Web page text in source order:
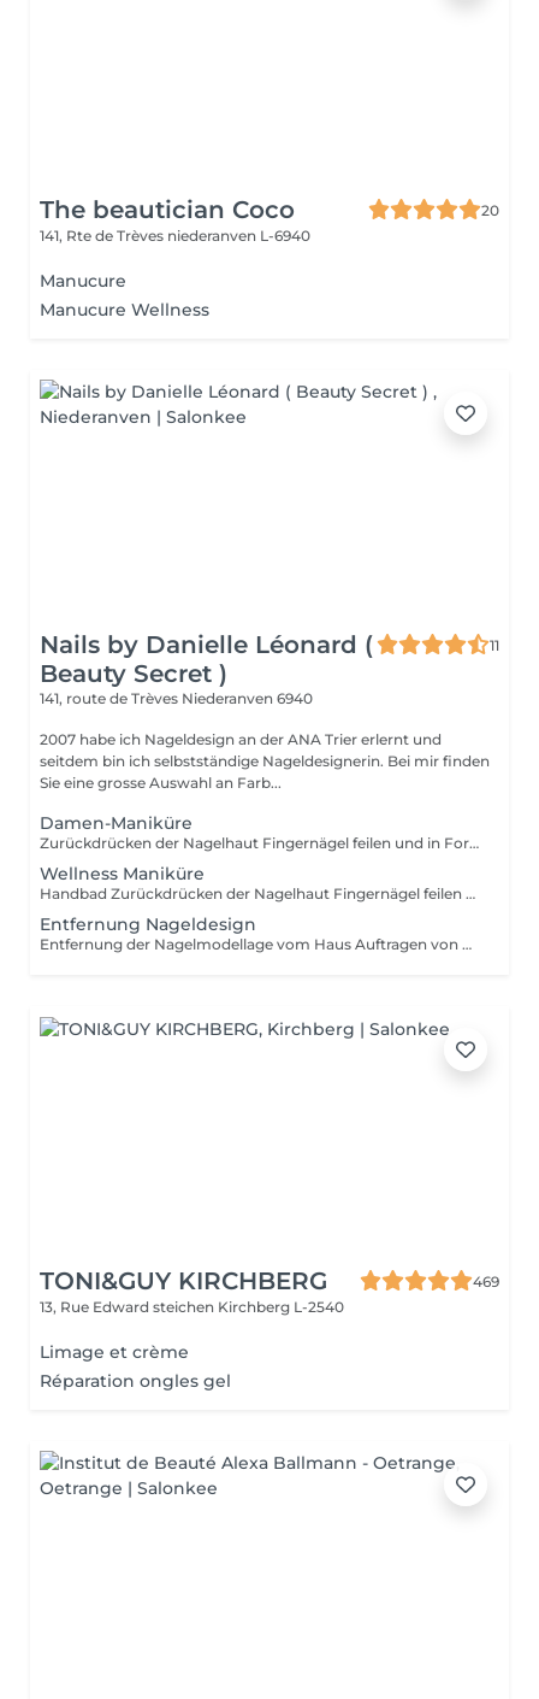
The beautician Coco
20
141, Rte de Trèves niederanven L-6940
Manucure
Manucure Wellness
Nails by Danielle Léonard (
Beauty Secret )
11
141, route de Trèves Niederanven 6940
2007 habe ich Nageldesign an der ANA Trier erlernt und
seitdem bin ich selbstständige Nageldesignerin. Bei mir finden
Sie eine grosse Auswahl an Farb...
Damen-Maniküre
Zurückdrücken der Nagelhaut Fingernägel feilen und in Form bringen Falls Nagellack erwünscht bitte Separat dazu buchen.
Wellness Maniküre
Handbad Zurückdrücken der Nagelhaut Fingernägel feilen und in Form bringen Auftragen von Scrub Auftragen von einer Handmaske Hand- und Armmassage Handcreme Beim Wunsch für zusätzliches Auftragen von Nagellack , bitte Separat buchen
Entfernung Nageldesign
Entfernung der Nagelmodellage vom Haus Auftragen von Nagellack
TONI&GUY KIRCHBERG
469
13, Rue Edward steichen Kirchberg L-2540
Limage et crème
Réparation ongles gel